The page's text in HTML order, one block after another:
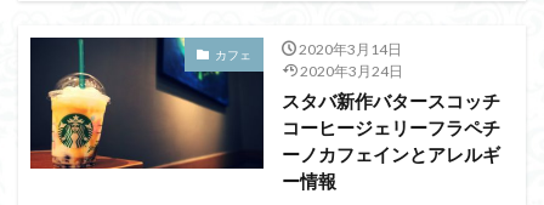
カフェ
2020年3月14日
2020年3月24日
スタバ新作バタースコッチ
コーヒージェリーフラペチ
ーノカフェインとアレルギ
ー情報